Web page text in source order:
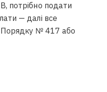
потрібно подати
— далі все
Порядку № 417 або